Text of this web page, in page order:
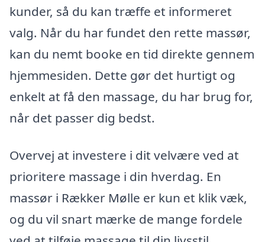
kunder, så du kan træffe et informeret
valg. Når du har fundet den rette massør,
kan du nemt booke en tid direkte gennem
hjemmesiden. Dette gør det hurtigt og
enkelt at få den massage, du har brug for,
når det passer dig bedst.
Overvej at investere i dit velvære ved at
prioritere massage i din hverdag. En
massør i Rækker Mølle er kun et klik væk,
og du vil snart mærke de mange fordele